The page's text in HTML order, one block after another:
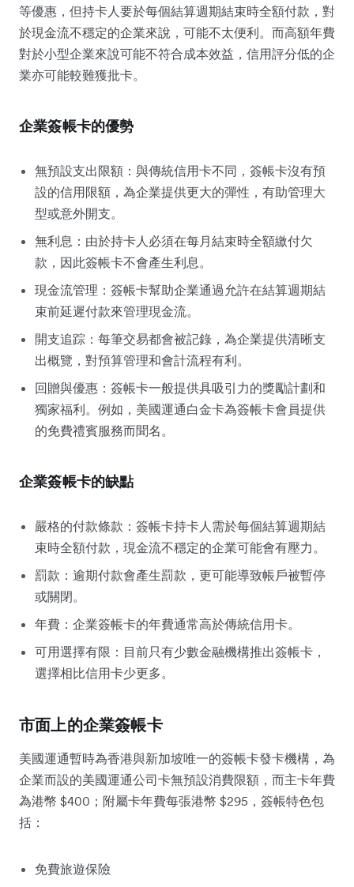
等優惠，但持卡人要於每個結算週期結束時全額付款，對
於現金流不穩定的企業來說，可能不太便利。而高額年費
對於小型企業來說可能不符合成本效益，信用評分低的企
業亦可能較難獲批卡。
企業簽帳卡的優勢
無預設支出限額：與傳統信用卡不同，簽帳卡沒有預
設的信用限額，為企業提供更大的彈性，有助管理大
型或意外開支。
無利息：由於持卡人必須在每月結束時全額繳付欠
款，因此簽帳卡不會產生利息。
現金流管理：簽帳卡幫助企業通過允許在結算週期結
束前延遲付款來管理現金流。
開支追踪：每筆交易都會被記錄，為企業提供清晰支
出概覽，對預算管理和會計流程有利。
回贈與優惠：簽帳卡一般提供具吸引力的獎勵計劃和
獨家福利。例如，美國運通白金卡為簽帳卡會員提供
的免費禮賓服務而聞名。
企業簽帳卡的缺點
嚴格的付款條款：簽帳卡持卡人需於每個結算週期結
束時全額付款，現金流不穩定的企業可能會有壓力。
罰款：逾期付款會產生罰款，更可能導致帳戶被暫停
或關閉。
年費：企業簽帳卡的年費通常高於傳統信用卡。
可用選擇有限：目前只有少數金融機構推出簽帳卡，
選擇相比信用卡少更多。
市面上的企業簽帳卡
美國運通暫時為香港與新加坡唯一的簽帳卡發卡機構，為
企業而設的美國運通公司卡無預設消費限額，而主卡年費
為港幣 $400；附屬卡年費每張港幣 $295，簽帳特色包
括：
免費旅遊保險